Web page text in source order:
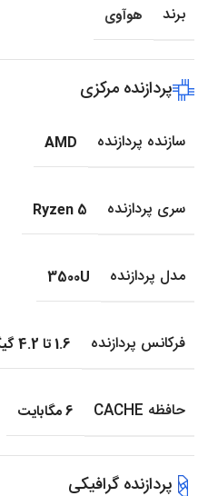
برند هوآوی
پردازنده مرکزی
سازنده پردازنده AMD
سری پردازنده Ryzen 5
مدل پردازنده 3500U
فرکانس پردازنده 1.6 تا 4.2 گیگاهرتز
حافظه CACHE 6 مگابایت
پردازنده گرافیکی